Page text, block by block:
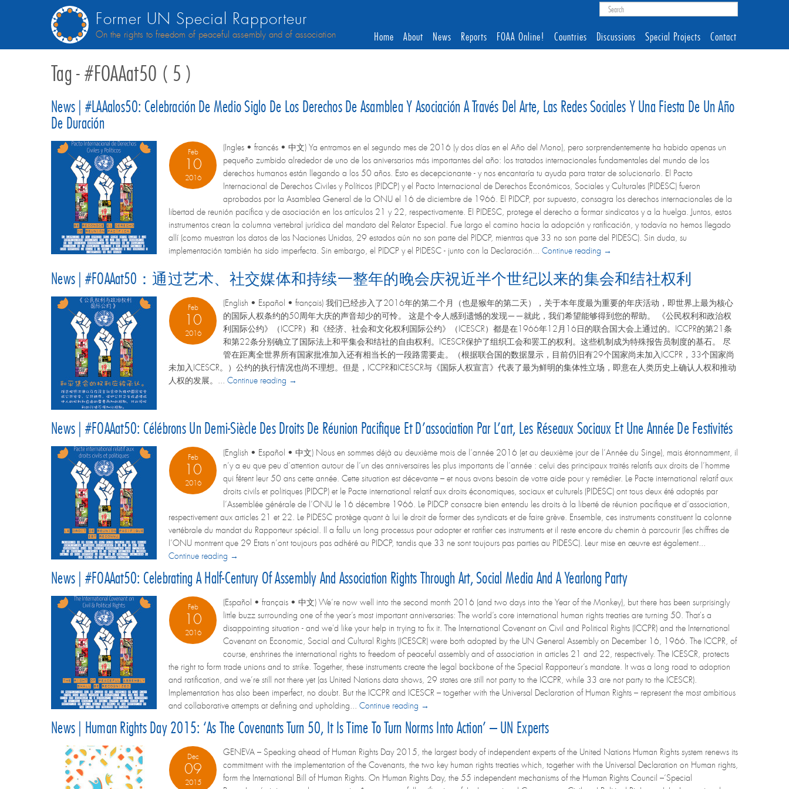
Former UN Special Rapporteur
On the rights to freedom of peaceful assembly and of association Home About News Reports FOAA Online! Countries Discussions Special Projects Contact
Tag - #FOAAat50 ( 5 )
News | #LAAalos50: Celebración De Medio Siglo De Los Derechos De Asamblea Y Asociación A Través Del Arte, Las Redes Sociales Y Una Fiesta De Un Año
De Duración
Feb
10
2016
(Ingles • francés • 中文) Ya entramos en el segundo mes de 2016 (y dos días en el Año del Mono), pero sorprendentemente ha habido apenas un
pequeño zumbido alrededor de uno de los aniversarios más importantes del año: los tratados internacionales fundamentales del mundo de los
derechos humanos están llegando a los 50 años. Esto es decepcionante - y nos encantaría tu ayuda para tratar de solucionarlo. El Pacto
Internacional de Derechos Civiles y Políticos (PIDCP) y el Pacto Internacional de Derechos Económicos, Sociales y Culturales (PIDESC) fueron
aprobados por la Asamblea General de la ONU el 16 de diciembre de 1966. El PIDCP, por supuesto, consagra los derechos internacionales de la
libertad de reunión pacífica y de asociación en los artículos 21 y 22, respectivamente. El PIDESC, protege el derecho a formar sindicatos y a la huelga. Juntos, estos
instrumentos crean la columna vertebral jurídica del mandato del Relator Especial. Fue largo el camino hacia la adopción y ratificación, y todavía no hemos llegado
allí (como muestran los datos de las Naciones Unidas, 29 estados aún no son parte del PIDCP, mientras que 33 no son parte del PIDESC). Sin duda, su
implementación también ha sido imperfecta. Sin embargo, el PIDCP y el PIDESC - junto con la Declaración... Continue reading →
News | #FOAAat50：通过艺术、社交媒体和持续一整年的晚会庆祝近半个世纪以来的集会和结社权利
Feb
10
2016
(English • Español • français) 我们已经步入了2016年的第二个月（也是猴年的第二天），关于本年度最为重要的年庆活动，即世界上最为核心
的国际人权条约的50周年大庆的声音却少的可怜。 这是个令人感到遗憾的发现——就此，我们希望能够得到您的帮助。 《公民权利和政治权
利国际公约》（ICCPR）和《经济、社会和文化权利国际公约》（ICESCR）都是在1966年12月16日的联合国大会上通过的。ICCPR的第21条
和第22条分别确立了国际法上和平集会和结社的自由权利。ICESCR保护了组织工会和罢工的权利。这些机制成为特殊报告员制度的基石。 尽
管在距离全世界所有国家批准加入还有相当长的一段路需要走。（根据联合国的数据显示，目前仍旧有29个国家尚未加入ICCPR，33个国家尚
未加入ICESCR。）公约的执行情况也尚不理想。但是，ICCPR和ICESCR与《国际人权宣言》代表了最为鲜明的集体性立场，即意在人类历史上确认人权和推动
人权的发展。... Continue reading →
News | #FOAAat50: Célébrons Un Demi-Siècle Des Droits De Réunion Pacifique Et D’association Par L’art, Les Réseaux Sociaux Et Une Année De Festivités
Feb
10
2016
(English • Español • 中文) Nous en sommes déjà au deuxième mois de l’année 2016 (et au deuxième jour de l’Année du Singe), mais étonnamment, il
n’y a eu que peu d’attention autour de l’un des anniversaires les plus importants de l’année : celui des principaux traités relatifs aux droits de l’homme
qui fêtent leur 50 ans cette année. Cette situation est décevante – et nous avons besoin de votre aide pour y remédier. Le Pacte international relatif aux
droits civils et politiques (PIDCP) et le Pacte international relatif aux droits économiques, sociaux et culturels (PIDESC) ont tous deux été adoptés par
l’Assemblée générale de l’ONU le 16 décembre 1966. Le PIDCP consacre bien entendu les droits à la liberté de réunion pacifique et d’association,
respectivement aux articles 21 et 22. Le PIDESC protège quant à lui le droit de former des syndicats et de faire grève. Ensemble, ces instruments constituent la colonne
vertébrale du mandat du Rapporteur spécial. Il a fallu un long processus pour adopter et ratifier ces instruments et il reste encore du chemin à parcourir (les chiffres de
l’ONU montrent que 29 Etats n’ont toujours pas adhéré au PIDCP, tandis que 33 ne sont toujours pas parties au PIDESC). Leur mise en œuvre est également...
Continue reading →
News | #FOAAat50: Celebrating A Half-Century Of Assembly And Association Rights Through Art, Social Media And A Yearlong Party
Feb
10
2016
(Español • français • 中文) We’re now well into the second month 2016 (and two days into the Year of the Monkey), but there has been surprisingly
little buzz surrounding one of the year’s most important anniversaries: The world’s core international human rights treaties are turning 50. That's a
disappointing situation - and we'd like your help in trying to fix it. The International Covenant on Civil and Political Rights (ICCPR) and the International
Covenant on Economic, Social and Cultural Rights (ICESCR) were both adopted by the UN General Assembly on December 16, 1966. The ICCPR, of
course, enshrines the international rights to freedom of peaceful assembly and of association in articles 21 and 22, respectively. The ICESCR, protects
the right to form trade unions and to strike. Together, these instruments create the legal backbone of the Special Rapporteur’s mandate. It was a long road to adoption
and ratification, and we’re still not there yet (as United Nations data shows, 29 states are still not party to the ICCPR, while 33 are not party to the ICESCR).
Implementation has also been imperfect, no doubt. But the ICCPR and ICESCR – together with the Universal Declaration of Human Rights – represent the most ambitious
and collaborative attempts at defining and upholding... Continue reading →
News | Human Rights Day 2015: ‘As The Covenants Turn 50, It Is Time To Turn Norms Into Action’ – UN Experts
Dec
09
2015
GENEVA – Speaking ahead of Human Rights Day 2015, the largest body of independent experts of the United Nations Human Rights system renews its
commitment with the implementation of the Covenants, the two key human rights treaties which, together with the Universal Declaration on Human rights,
form the International Bill of Human Rights. On Human Rights Day, the 55 independent mechanisms of the Human Rights Council –‘Special